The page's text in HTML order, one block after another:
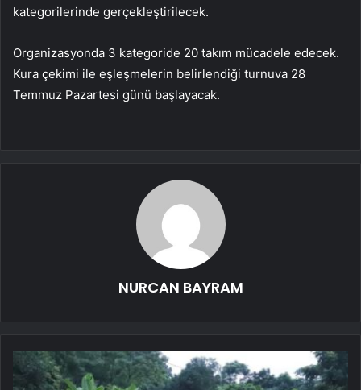
kategorilerinde gerçekleştirilecek.
Organizasyonda 3 kategoride 20 takım mücadele edecek.
Kura çekimi ile eşleşmelerin belirlendiği turnuva 28
Temmuz Pazartesi günü başlayacak.
NURCAN BAYRAM